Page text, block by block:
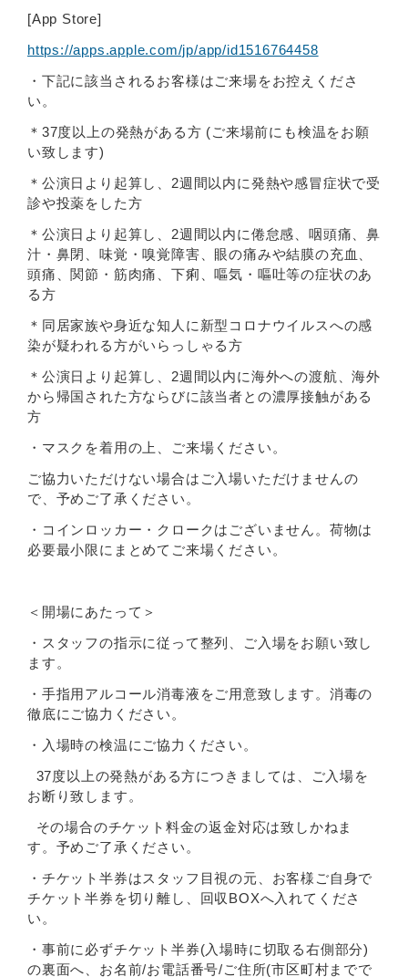
[App Store]
https://apps.apple.com/jp/app/id1516764458
・下記に該当されるお客様はご来場をお控えくださ
い。
＊37度以上の発熱がある方 (ご来場前にも検温をお願
い致します)
＊公演日より起算し、2週間以内に発熱や感冒症状で受
診や投薬をした方
＊公演日より起算し、2週間以内に倦怠感、咽頭痛、鼻
汁・鼻閉、味覚・嗅覚障害、眼の痛みや結膜の充血、
頭痛、関節・筋肉痛、下痢、嘔気・嘔吐等の症状のあ
る方
＊同居家族や身近な知人に新型コロナウイルスへの感
染が疑われる方がいらっしゃる方
＊公演日より起算し、2週間以内に海外への渡航、海外
から帰国された方ならびに該当者との濃厚接触がある
方
・マスクを着用の上、ご来場ください。
ご協力いただけない場合はご入場いただけませんの
で、予めご了承ください。
・コインロッカー・クロークはございません。荷物は
必要最小限にまとめてご来場ください。
＜開場にあたって＞
・スタッフの指示に従って整列、ご入場をお願い致し
ます。
・手指用アルコール消毒液をご用意致します。消毒の
徹底にご協力ください。
・入場時の検温にご協力ください。
37度以上の発熱がある方につきましては、ご入場を
お断り致します。
その場合のチケット料金の返金対応は致しかねま
す。予めご了承ください。
・チケット半券はスタッフ目視の元、お客様ご自身で
チケット半券を切り離し、回収BOXへ入れてくださ
い。
・事前に必ずチケット半券(入場時に切取る右側部分)
の裏面へ、お名前/お電話番号/ご住所(市区町村までで